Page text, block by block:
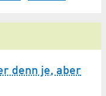
denn je, aber